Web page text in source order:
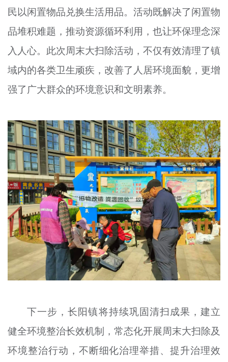
民以闲置物品兑换生活用品。活动既解决了闲置物
品堆积难题，推动资源循环利用，也让环保理念深
入人心。此次周末大扫除活动，不仅有效清理了镇
域内的各类卫生顽疾，改善了人居环境面貌，更增
强了广大群众的环境意识和文明素养。
下一步，长阳镇将持续巩固清扫成果，建立
健全环境整治长效机制，常态化开展周末大扫除及
环境整治行动，不断细化治理举措、提升治理效